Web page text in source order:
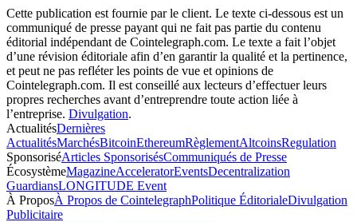
Cette publication est fournie par le client. Le texte ci-dessous est un
communiqué de presse payant qui ne fait pas partie du contenu
éditorial indépendant de Cointelegraph.com. Le texte a fait l’objet
d’une révision éditoriale afin d’en garantir la qualité et la pertinence,
et peut ne pas refléter les points de vue et opinions de
Cointelegraph.com. Il est conseillé aux lecteurs d’effectuer leurs
propres recherches avant d’entreprendre toute action liée à
l’entreprise. Divulgation.
ActualitésDernières
ActualitésMarchésBitcoinEthereumRèglementAltcoinsRegulation
SponsoriséArticles SponsorisésCommuniqués de Presse
ÉcosystèmeMagazineAcceleratorEventsDecentralization
GuardiansLONGITUDE Event
À ProposÀ Propos de CointelegraphPolitique ÉditorialeDivulgation
Publicitaire